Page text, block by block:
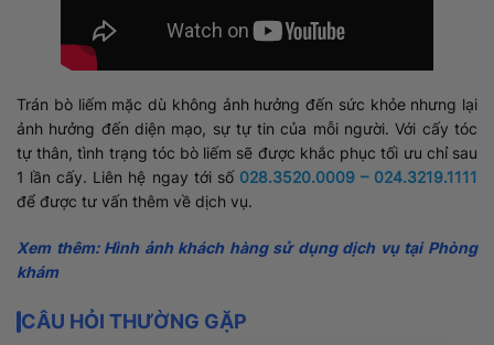
Trán bò liếm mặc dù không ảnh hưởng đến sức khỏe nhưng lại
ảnh hưởng đến diện mạo, sự tự tin của mỗi người. Với cấy tóc
tự thân, tình trạng tóc bò liếm sẽ được khắc phục tối ưu chỉ sau
1 lần cấy. Liên hệ ngay tới số 028.3520.0009 – 024.3219.1111
để được tư vấn thêm về dịch vụ.
Xem thêm: Hình ảnh khách hàng sử dụng dịch vụ tại Phòng
khám
CÂU HỎI THƯỜNG GẶP